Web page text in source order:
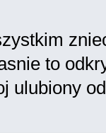
to
ulubiony